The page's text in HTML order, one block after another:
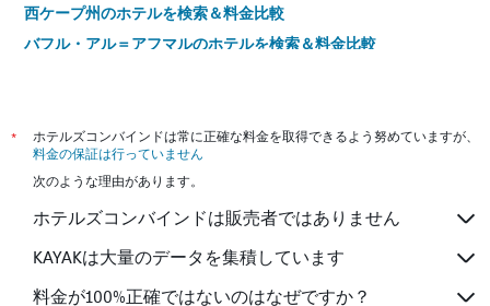
西ケープ州のホテルを検索＆料金比較
バフル・アル＝アフマルのホテルを検索＆料金比較
東ケープ州のホテルを検索＆料金比較
Souss-Massaのホテルを検索＆料金比較
*
ホテルズコンバインドは常に正確な料金を取得できるよう努めていますが、
料金の保証は行っていません
次のような理由があります。
ホテルズコンバインドは販売者ではありません
KAYAKは大量のデータを集積しています
料金が100%正確ではないのはなぜですか？